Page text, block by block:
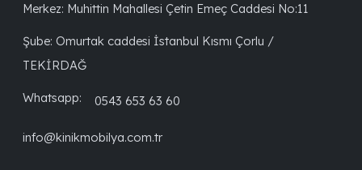
Merkez: Muhittin Mahallesi Çetin Emeç Caddesi No:11
Şube: Omurtak caddesi İstanbul Kısmı Çorlu /
TEKİRDAĞ
Whatsapp: 0543 653 63 60
info@kinikmobilya.com.tr